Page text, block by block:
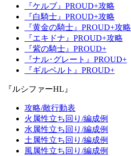
『ケルブ』PROUD+攻略
『白騎士』PROUD+攻略
『黄金の騎士』PROUD+攻略
『エキドナ』PROUD+攻略
『紫の騎士』PROUD+
『ナル･グレート』PROUD+
『ギルベルト』PROUD+
『ルシファーHL』
攻略/敵行動表
火属性立ち回り/編成例
水属性立ち回り/編成例
土属性立ち回り/編成例
風属性立ち回り/編成例